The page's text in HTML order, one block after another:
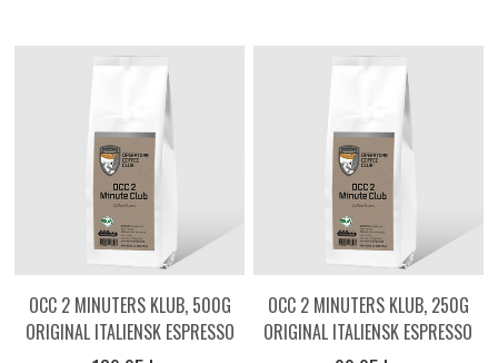
OCC 2 MINUTERS KLUB, 500G
ORIGINAL ITALIENSK ESPRESSO
OCC 2 MINUTERS KLUB, 250G
ORIGINAL ITALIENSK ESPRESSO